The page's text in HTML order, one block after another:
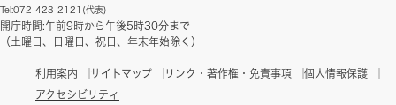
Tel:072-423-2121(代表)
開庁時間:午前9時から午後5時30分まで
（土曜日、日曜日、祝日、年末年始除く）
利用案内 サイトマップ リンク・著作権・免責事項
個人情報保護
アクセシビリティ